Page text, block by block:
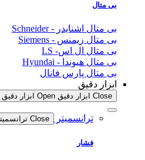
بی متال
بی متال اشنایدر - Schneider
بی متال زیمنس - Siemens
بی متال ال اس- LS
بی متال هیوندا - Hyundai
بی متال پارس فانال
ابزار دقیق
Close ابزار دقیق Open ابزار دقیق
ترانسمیتر Close ترانسمیتر
فشار